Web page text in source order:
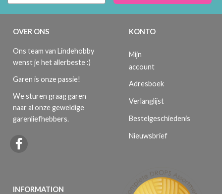
OVER ONS
Ons team van Lindehobby
wenst je het allerbeste :)
Garen is onze passie!
We sturen graag garen
naar al onze geweldige
garenliefhebbers.
INFORMATION
KONTO
Mijn
account
Adresboek
Verlanglijst
Bestelgeschiedenis
Nieuwsbrief